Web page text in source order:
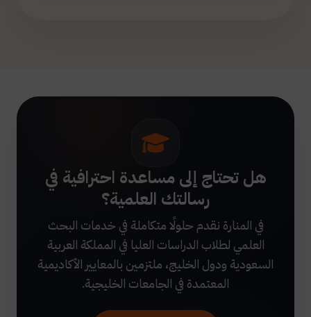
هل تحتاج إلى مساعدة احترافية في
رسالتك العلمية؟
في المنارة نقدم حلولًا متكاملة في خدمات البحث
العلمي لطلاب الدراسات العليا في المملكة العربية
السعودية ودول الخليج، ملتزمين بالمعايير الأكاديمية
المعتمدة في الجامعات الخليجية.